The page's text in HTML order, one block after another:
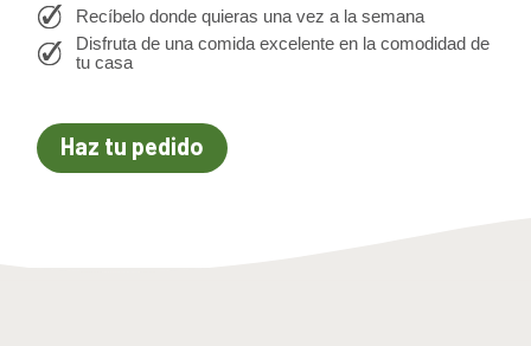
Recíbelo donde quieras una vez a la semana
Disfruta de una comida excelente en la comodidad de
tu casa
Haz tu pedido